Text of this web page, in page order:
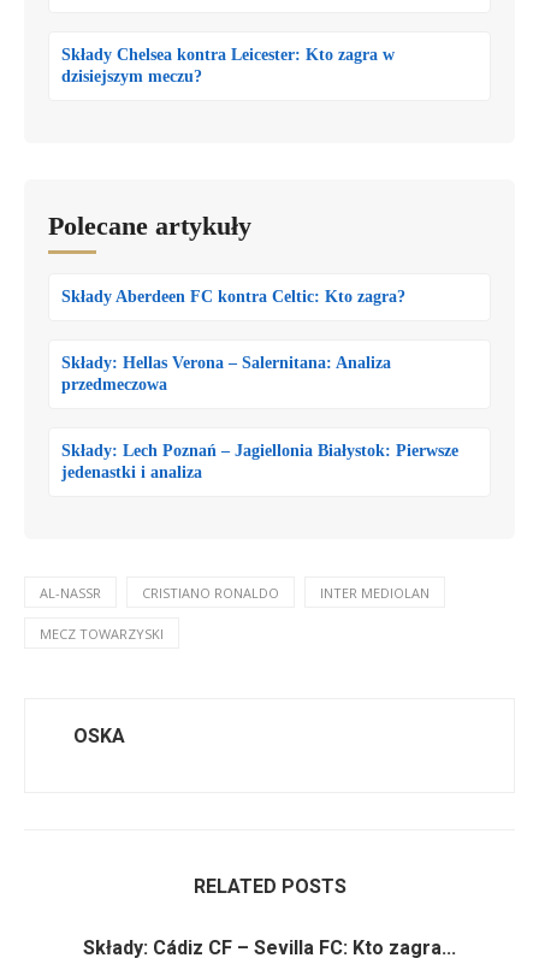
Składy Chelsea kontra Leicester: Kto zagra w
dzisiejszym meczu?
Polecane artykuły
Składy Aberdeen FC kontra Celtic: Kto zagra?
Składy: Hellas Verona – Salernitana: Analiza
przedmeczowa
Składy: Lech Poznań – Jagiellonia Białystok: Pierwsze
jedenastki i analiza
AL-NASSR CRISTIANO RONALDO INTER MEDIOLAN
MECZ TOWARZYSKI
OSKA
RELATED POSTS
Składy: Cádiz CF – Sevilla FC: Kto zagra...